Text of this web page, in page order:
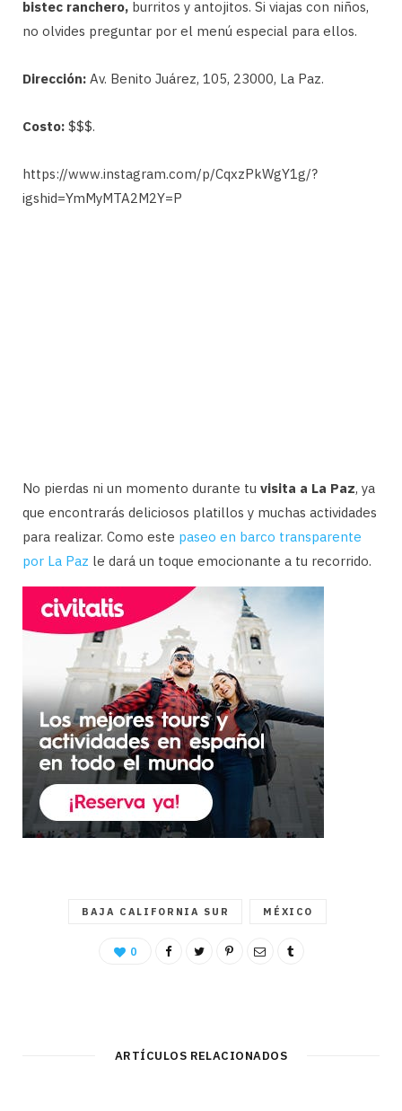
bistec ranchero, burritos y antojitos. Si viajas con niños,
no olvides preguntar por el menú especial para ellos.
Dirección: Av. Benito Juárez, 105, 23000, La Paz.
Costo: $$$.
https://www.instagram.com/p/CqxzPkWgY1g/?
igshid=YmMyMTA2M2Y=P
No pierdas ni un momento durante tu visita a La Paz, ya
que encontrarás deliciosos platillos y muchas actividades
para realizar. Como este paseo en barco transparente
por La Paz le dará un toque emocionante a tu recorrido.
BAJA CALIFORNIA SUR MÉXICO
0
ARTÍCULOS RELACIONADOS